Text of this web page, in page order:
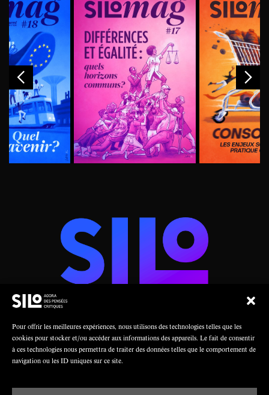
Pour offrir les meilleures expériences, nous utilisons des technologies telles que les
cookies pour stocker et/ou accéder aux informations des appareils. Le fait de consentir
à ces technologies nous permettra de traiter des données telles que le comportement de
navigation ou les ID uniques sur ce site.
AGORA DES PENSÉES CRITIQUES
Une collaboration